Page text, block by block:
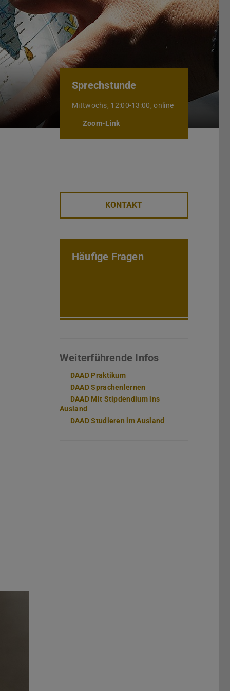
Sprechstunde
Mittwochs, 12:00-13:00, online
Zoom-Link
KONTAKT
Häufige Fragen
Weiterführende Infos
DAAD Praktikum
DAAD Sprachenlernen
DAAD Mit Stipdendium ins
Ausland
DAAD Studieren im Ausland